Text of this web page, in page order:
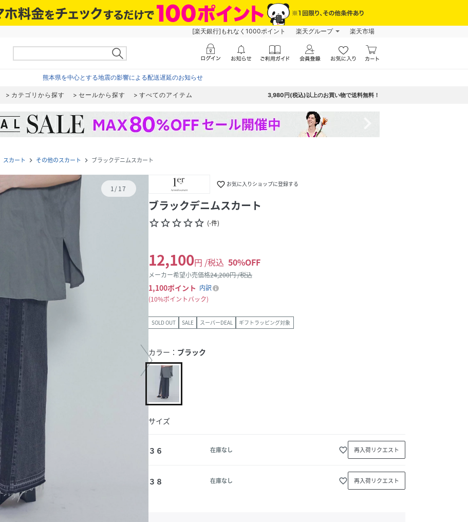
[楽天銀行]もれなく1000ポイント 楽天グループ 楽天市場
熊本県を中心とする地震の影響による配送遅延のお知らせ
カテゴリから探す セールから探す すべてのアイテム 3,980円(税込)以上のお買い物で送料無料！
スカート navigate_next その他のスカート navigate_next ブラックデニムスカート
1/17 favorite_border お気に入りショップに登録する
ブラックデニムスカート
star_borderstar_borderstar_borderstar_borderstar_border (-件)
12,100円 /税込 50%OFF
メーカー希望小売価格24,200円 /税込
1,100ポイント 内訳
10%ポイントバック
SOLD OUT SALE スーパーDEAL ギフトラッピング対象
カラー： ブラック
サイズ
３６ 在庫なし favorite_border 再入荷リクエスト
３８ 在庫なし favorite_border 再入荷リクエスト